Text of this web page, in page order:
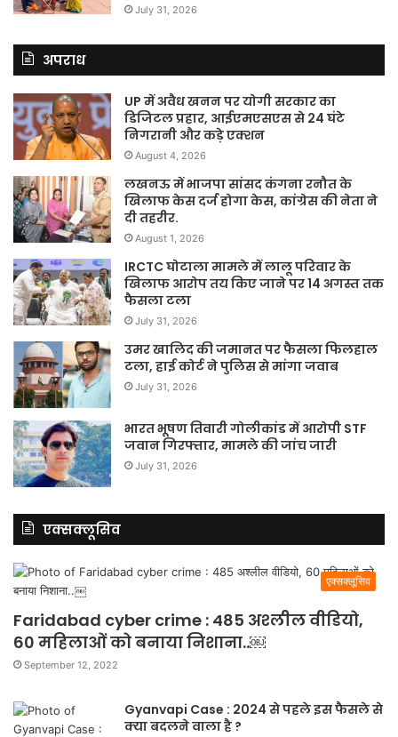
July 31, 2026
अपराध
UP में अवैध खनन पर योगी सरकार का
डिजिटल प्रहार, आईएमएसएस से 24 घंटे
निगरानी और कड़े एक्शन
August 4, 2026
लखनऊ में भाजपा सांसद कंगना रनौत के
खिलाफ केस दर्ज होगा केस, कांग्रेस की नेता ने
दी तहरीर.
August 1, 2026
IRCTC घोटाला मामले में लालू परिवार के
खिलाफ आरोप तय किए जाने पर 14 अगस्त तक
फैसला टला
July 31, 2026
उमर खालिद की जमानत पर फैसला फिलहाल
टला, हाई कोर्ट ने पुलिस से मांगा जवाब
July 31, 2026
भारत भूषण तिवारी गोलीकांड में आरोपी STF
जवान गिरफ्तार, मामले की जांच जारी
July 31, 2026
एक्सक्लूसिव
एक्सक्लूसिव
Faridabad cyber crime : 485 अश्लील वीडियो,
60 महिलाओं को बनाया निशाना..￼
September 12, 2022
Gyanvapi Case : 2024 से पहले इस फैसले से
क्या बदलने वाला है ?